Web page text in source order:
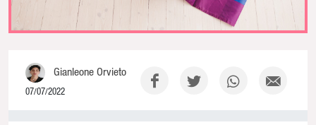
Gianleone Orvieto
07/07/2022